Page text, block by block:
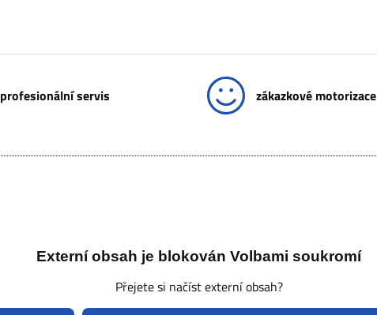
profesionální servis zákazkové motorizace
Externí obsah je blokován Volbami soukromí
Přejete si načíst externí obsah?